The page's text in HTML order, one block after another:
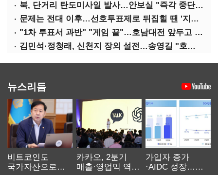
북, 단거리 탄도미사일 발사…안보실 "즉각 중단 촉구"
문제는 전대 이후…선호투표제로 뒤집힐 땐 '지지층 불복'
"1차 투표서 과반" "게임 끝"…호남대전 앞두고 '충돌'
김민석·정청래, 신천지 장외 설전…송영길 "호남 계몽 규탄"
뉴스리듬
비트코인도
국가자산으로…'
카카오, 2분기
매출·영업익 역대
가입자 증가
·AIDC 성장…